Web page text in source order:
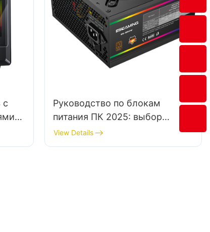
с
Руководство по блокам
питания ПК 2025: выбор
правильного блока питания
для сборки NAS
View Details